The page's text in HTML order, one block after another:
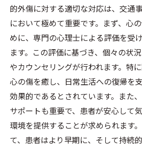
的外傷に対する適切な対応は、交通
において極めて重要です。まず、心
めに、専門の心理士による評価を受
ます。この評価に基づき、個々の状
やカウンセリングが行われます。特
心の傷を癒し、日常生活への復帰を
効果的であるとされています。また
サポートも重要で、患者が安心して
環境を提供することが求められます
て、患者はより早期に、そして持続